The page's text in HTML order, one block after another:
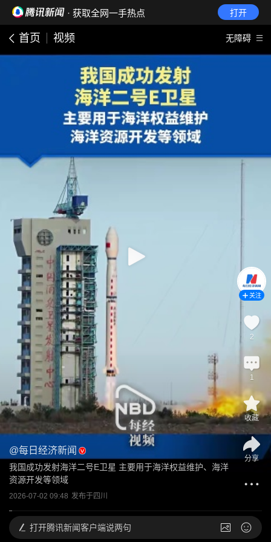
· 获取全网一手热点 打开
首页 视频 无障碍
@每日经济新闻
我国成功发射海洋二号E卫星 主要用于海洋权益维护、海洋
资源开发等领域
2026-07-02 09:48 发布于四川
关注
2
1
收藏
分享
打开腾讯新闻客户端说两句